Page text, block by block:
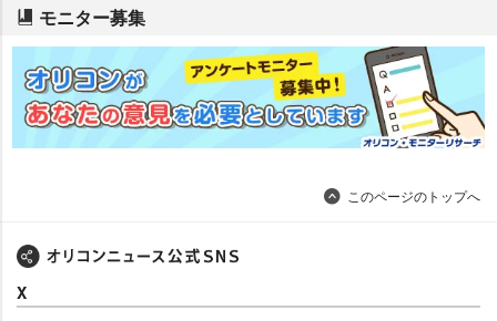
モニター募集
このページのトップへ
X